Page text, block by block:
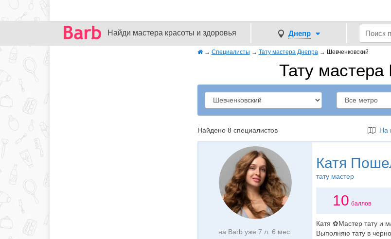
Найди мастера красоты и здоровья Днепр
→ Специалисты → Тату мастера Днепра → Шевченковский
Тату
Найдено 8 специалистов На
на Barb уже 7 л. 6 мес.
Катя
тату мастер
10 баллов
Катя ✿Мастер тату и
Выполняю тату в